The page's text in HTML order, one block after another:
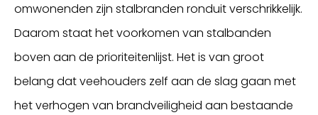
omwonenden zijn stalbranden ronduit verschrikkelijk.
Daarom staat het voorkomen van stalbanden
boven aan de prioriteitenlijst. Het is van groot
belang dat veehouders zelf aan de slag gaan met
het verhogen van brandveiligheid aan bestaande